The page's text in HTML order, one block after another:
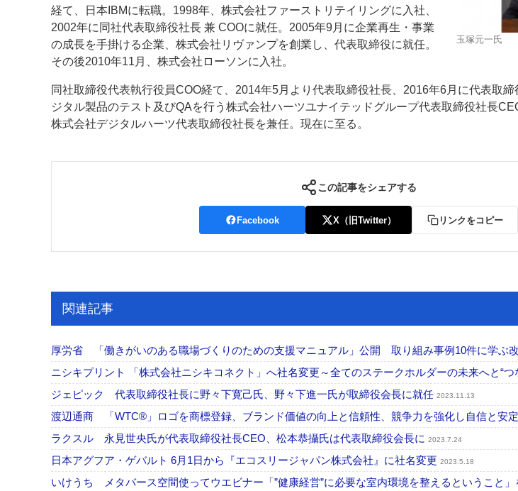
運営
会社案内 購読・購入申し込み サイトポリシー お問い合わせ
玉塚元一氏
経て、日本IBMに転職。1998年、株式会社ファーストリテイリングに入社、
2002年に同社代表取締役社長 兼 COOに就任。2005年9月に企業再生・事業
の成長を手掛ける企業、株式会社リヴァンプを創業し、代表取締役に就任。
その後2010年11月、株式会社ローソンに入社。
同社取締役代表執行役員COO経て、2014年5月より代表取締役社長、2016年6月に代表取
ジタル製品のテスト及びQAを行う株式会社ハーツユナイテッドグループ代表取締役社長
株式会社デジタルハーツ代表取締役社長を兼任。現在に至る。
この記事をシェアする
Facebook X（旧Twitter） リンクをコピー
関連記事
厚労省 「働きがいのある職場づくりのための⽀援マニュアル」公開 取り組み事例10件に学ぶ
ニシキプリント 「株式会社ニシキコネクト」へ社名変更～全てのステークホルダーの未来へと“つ
ジェピック 代表取締役社長に野々下寛己氏、野々下進一氏が取締役会長に就任 2023.11.13
渡辺通商 「WTC®」ロゴを商標登録、ブランド価値の向上と信頼性、競争力を強化し自信と安
ラクスル 永見世央氏が代表取締役社長CEO、松本恭攝氏は代表取締役会長に 2023.7.24
日本アグフア・ゲバルト 6月1日から『エコスリージャパン株式会社』に社名変更 2023.5.18
いけうち メタバース空間使ってウエビナー「”健康経営”に必要な室内環境を整えるということ」